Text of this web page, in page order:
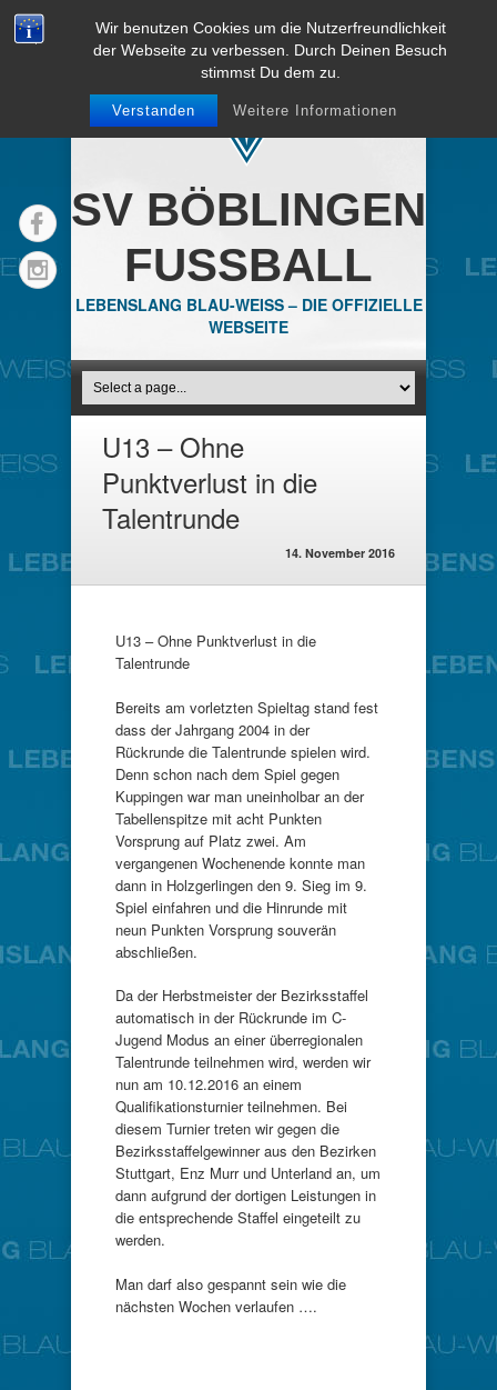
Wir benutzen Cookies um die Nutzerfreundlichkeit
der Webseite zu verbessen. Durch Deinen Besuch
stimmst Du dem zu.
Verstanden Weitere Informationen
SV BÖBLINGEN
FUSSBALL
LEBENSLANG BLAU-WEISS – DIE OFFIZIELLE
WEBSEITE
U13 – Ohne
Punktverlust in die
Talentrunde
14. November 2016
U13 – Ohne Punktverlust in die
Talentrunde
Bereits am vorletzten Spieltag stand fest
dass der Jahrgang 2004 in der
Rückrunde die Talentrunde spielen wird.
Denn schon nach dem Spiel gegen
Kuppingen war man uneinholbar an der
Tabellenspitze mit acht Punkten
Vorsprung auf Platz zwei. Am
vergangenen Wochenende konnte man
dann in Holzgerlingen den 9. Sieg im 9.
Spiel einfahren und die Hinrunde mit
neun Punkten Vorsprung souverän
abschließen.
Da der Herbstmeister der Bezirksstaffel
automatisch in der Rückrunde im C-
Jugend Modus an einer überregionalen
Talentrunde teilnehmen wird, werden wir
nun am 10.12.2016 an einem
Qualifikationsturnier teilnehmen. Bei
diesem Turnier treten wir gegen die
Bezirksstaffelgewinner aus den Bezirken
Stuttgart, Enz Murr und Unterland an, um
dann aufgrund der dortigen Leistungen in
die entsprechende Staffel eingeteilt zu
werden.
Man darf also gespannt sein wie die
nächsten Wochen verlaufen ….